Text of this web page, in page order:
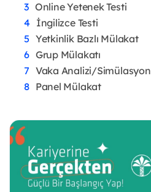
Online Yetenek Testi
İngilizce Testi
Yetkinlik Bazlı Mülakat
Grup Mülakatı
Vaka Analizi/Simülasyon
Panel Mülakat